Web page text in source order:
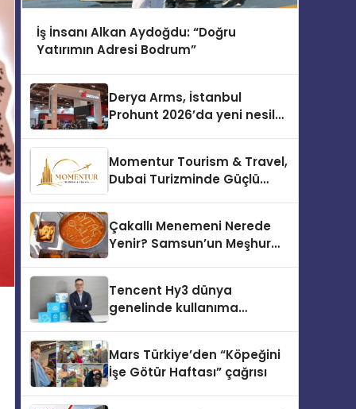
İş İnsanı Alkan Aydoğdu: “Doğru
Yatırımın Adresi Bodrum”
Derya Arms, İstanbul
Prohunt 2026’da yeni nesil
Momentur Tourism & Travel,
Dubai Turizminde Güçlü
Çakallı Menemeni Nerede
Yenir? Samsun’un Meşhur
Tencent Hy3 dünya
genelinde kullanıma
Mars Türkiye’den “Köpeğini
İşe Götür Haftası” çağrısı